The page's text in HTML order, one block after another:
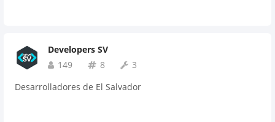
Developers SV
149
8
3
Desarrolladores de El Salvador